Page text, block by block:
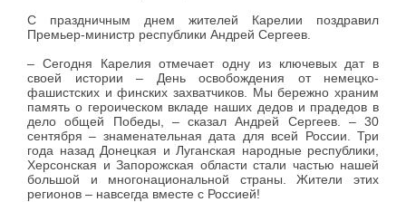
С праздничным днем жителей Карелии поздравил
Премьер-министр республики Андрей Сергеев.
– Сегодня Карелия отмечает одну из ключевых дат в
своей истории – День освобождения от немецко-
фашистских и финских захватчиков. Мы бережно храним
память о героическом вкладе наших дедов и прадедов в
дело общей Победы, – сказал Андрей Сергеев. – 30
сентября – знаменательная дата для всей России. Три
года назад Донецкая и Луганская народные республики,
Херсонская и Запорожская области стали частью нашей
большой и многонациональной страны. Жители этих
регионов – навсегда вместе с Россией!